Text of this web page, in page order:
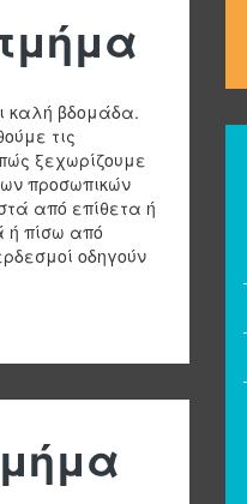
καλή βδομάδα.
τις
ξεχωρίζουμε
προσωπικών
από επίθετα ή
ή πίσω από
οδηγούν